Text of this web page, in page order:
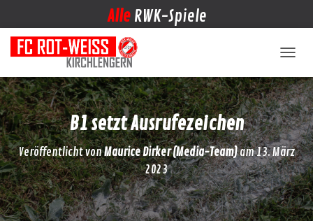
Alle RWK-Spiele
B1 setzt Ausrufezeichen
Veröffentlicht vonMaurice Dirker (Media-Team)am13. März
2023